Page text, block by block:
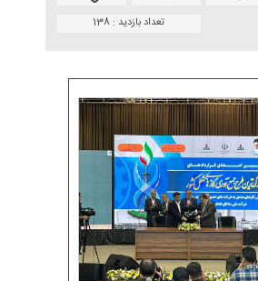
تعداد بازدید : 138